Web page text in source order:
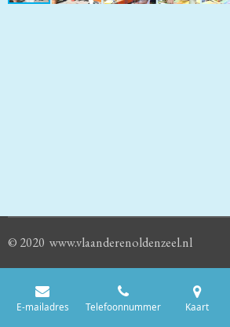
© 2020 www.vlaanderenoldenzeel.nl
E-mailadres Telefoonnummer Kaart